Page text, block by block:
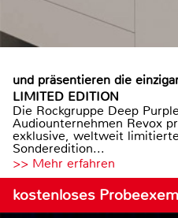
und präsentieren die
LIMITED EDITION
Die Rockgruppe Deep
Audiounternehmen Revox
exklusive, weltweit
Sonderedition...
>> Mehr erfahren
kostenloses